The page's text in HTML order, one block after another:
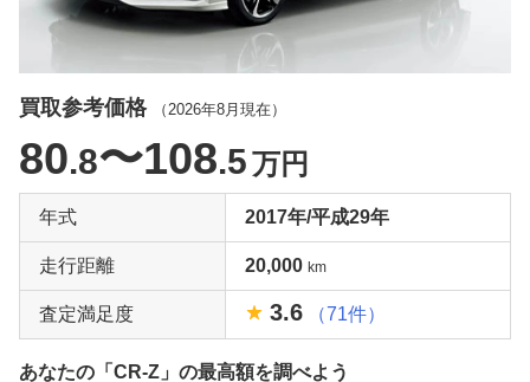
買取参考価格 （ 2026年8月 現在）
80.8〜108.5万円
年式 2017年/平成29年
走行距離 20,000 km
査定満足度 3.6 （71件）
あなたの「CR-Z」の最高額を調べよう